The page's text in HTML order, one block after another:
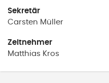
Sekretär
Carsten Müller
Zeitnehmer
Matthias Kros